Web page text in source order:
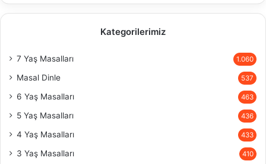
Kategorilerimiz
7 Yaş Masalları 1.060
Masal Dinle 537
6 Yaş Masalları 463
5 Yaş Masalları 436
4 Yaş Masalları 433
3 Yaş Masalları 410